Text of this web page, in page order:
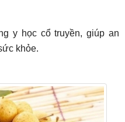
y học cổ truyền, giúp an
khỏe.